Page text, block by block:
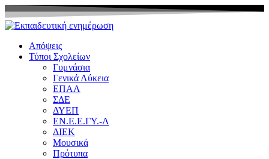
Μετάβαση
στο
περιεχόμενο
Απόψεις
Τύποι Σχολείων
Γυμνάσια
Γενικά Λύκεια
ΕΠΑΛ
ΣΔΕ
ΔΥΕΠ
ΕΝ.Ε.Ε.ΓΥ.-Λ
ΔΙΕΚ
Μουσικά
Πρότυπα